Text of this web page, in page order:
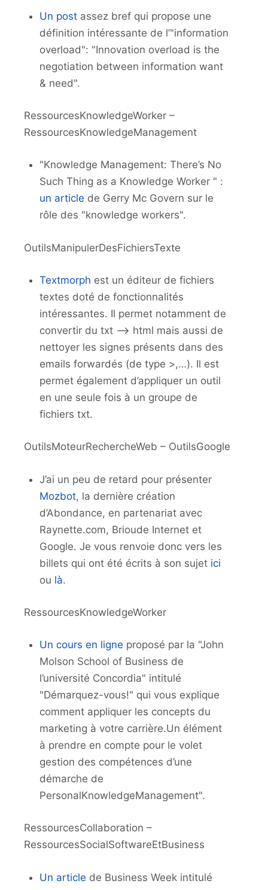
Un postassez bref qui propose une
définition intéressante de l’"information
overload": "Innovation overload is the
negotiation between information want
& need".
RessourcesKnowledgeWorker –
RessourcesKnowledgeManagement
"Knowledge Management: There’s No
Such Thing as a Knowledge Worker " :
un article de Gerry Mc Govern sur le
rôle des "knowledge workers".
OutilsManipulerDesFichiersTexte
Textmorph est un éditeur de fichiers
textes doté de fonctionnalités
intéressantes. Il permet notamment de
convertir du txt –> html mais aussi de
nettoyer les signes présents dans des
emails forwardés (de type >,…). Il est
permet également d’appliquer un outil
en une seule fois à un groupe de
fichiers txt.
OutilsMoteurRechercheWeb – OutilsGoogle
J’ai un peu de retard pour présenter
Mozbot, la dernière création
d’Abondance, en partenariat avec
Raynette.com, Brioude Internet et
Google. Je vous renvoie donc vers les
billets qui ont été écrits à son sujet ici
ou là.
RessourcesKnowledgeWorker
Un cours en ligne proposé par la "John
Molson School of Business de
l’université Concordia" intitulé
"Démarquez-vous!" qui vous explique
comment appliquer les concepts du
marketing à votre carrière.Un élément
à prendre en compte pour le volet
gestion des compétences d’une
démarche de
PersonalKnowledgeManagement".
RessourcesCollaboration –
RessourcesSocialSoftwareEtBusiness
Un article de Business Week intitulé